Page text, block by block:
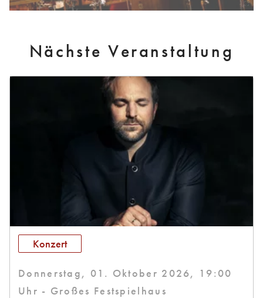
Nächste Veranstaltung
Konzert
Donnerstag, 01. Oktober 2026, 19:00
Uhr - Großes Festspielhaus